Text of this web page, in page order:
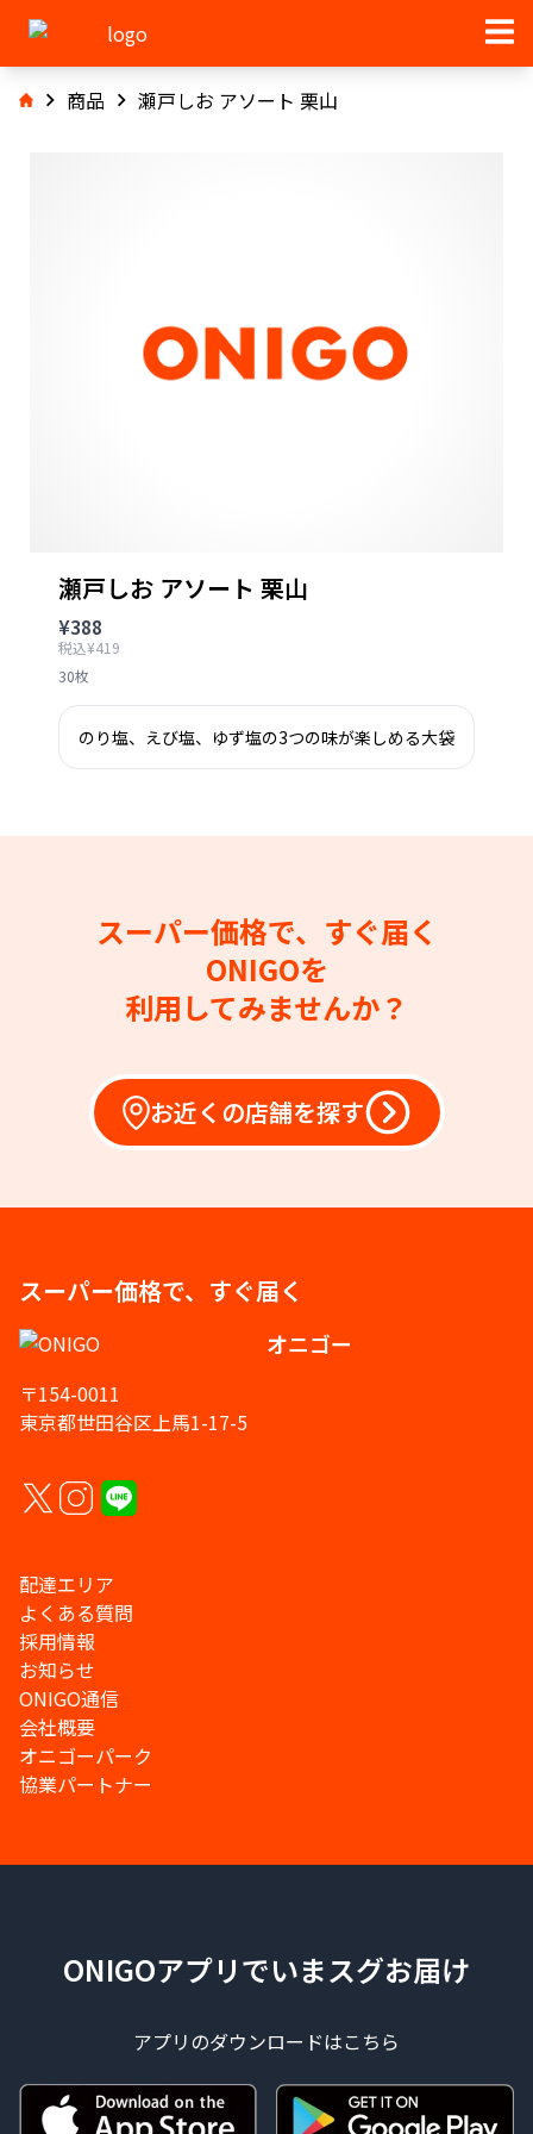
商品 瀬戸しお アソート 栗山
瀬戸しお アソート 栗山
¥388
税込¥419
30枚
のり塩、えび塩、ゆず塩の3つの味が楽しめる大袋
スーパー価格で、すぐ届く
ONIGOを
利用してみませんか？
お近くの店舗を探す
スーパー価格で、すぐ届く
オニゴー
〒154-0011
東京都世田谷区上馬1-17-5
配達エリア
よくある質問
採用情報
お知らせ
ONIGO通信
会社概要
オニゴーパーク
協業パートナー
ONIGOアプリでいまスグお届け
アプリのダウンロードはこちら